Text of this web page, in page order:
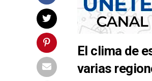
El clima de
varias